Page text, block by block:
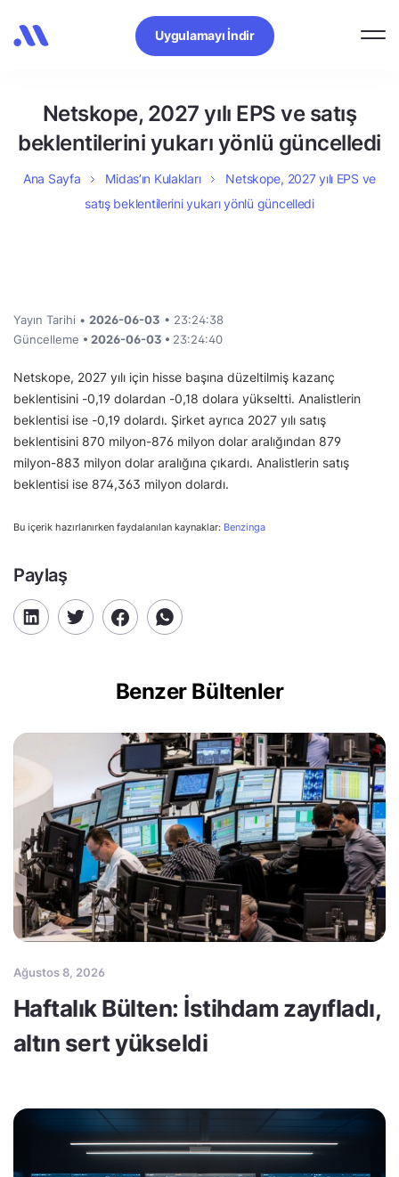
Uygulamayı İndir
Netskope, 2027 yılı EPS ve satış
beklentilerini yukarı yönlü güncelledi
Ana Sayfa Midas’ın Kulakları
Netskope, 2027 yılı EPS ve
satış beklentilerini yukarı yönlü güncelledi
Yayın Tarihi • 2026-06-03 • 23:24:38
Güncelleme • 2026-06-03 • 23:24:40
Netskope, 2027 yılı için hisse başına düzeltilmiş kazanç
beklentisini -0,19 dolardan -0,18 dolara yükseltti. Analistlerin
beklentisi ise -0,19 dolardı. Şirket ayrıca 2027 yılı satış
beklentisini 870 milyon-876 milyon dolar aralığından 879
milyon-883 milyon dolar aralığına çıkardı. Analistlerin satış
beklentisi ise 874,363 milyon dolardı.
Bu içerik hazırlanırken faydalanılan kaynaklar: Benzinga
Paylaş
Benzer Bültenler
Ağustos 8, 2026
Haftalık Bülten: İstihdam zayıfladı,
altın sert yükseldi